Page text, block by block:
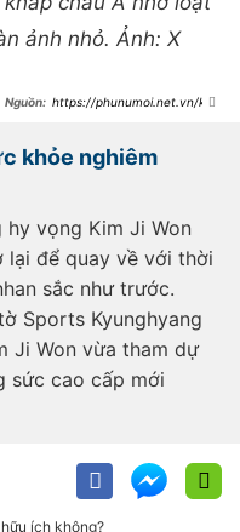
ảnh nhỏ. Ảnh: X
https://phunumoi.net.vn/kho
hoang-mang-tot-do-d349925.html
khỏe nghiêm
hy vọng Kim Ji Won
lại để quay về với thời
sắc như trước.
Sports Kyunghyang
Ji Won vừa tham dự
sức cao cấp mới
ích không?